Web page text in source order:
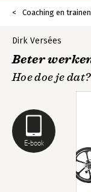
Coaching en trainen
E-book
Dirk Versées
Beter
Hoe doe je dat?